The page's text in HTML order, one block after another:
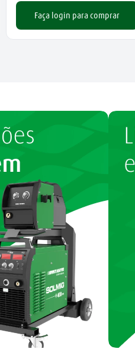
Faça login para comprar